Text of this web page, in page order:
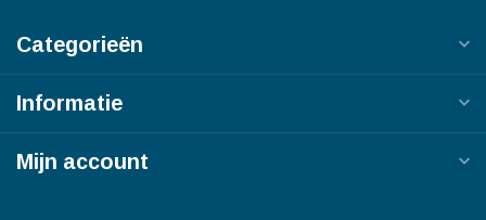
Categorieën
Informatie
Mijn account